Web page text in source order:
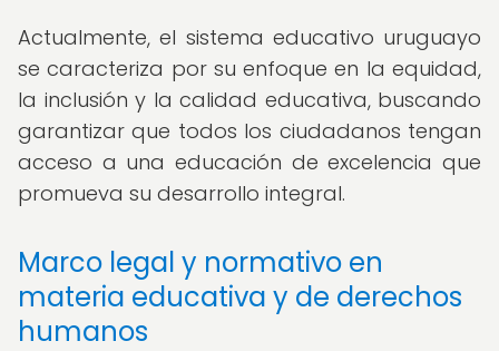
Actualmente, el sistema educativo uruguayo
se caracteriza por su enfoque en la equidad,
la inclusión y la calidad educativa, buscando
garantizar que todos los ciudadanos tengan
acceso a una educación de excelencia que
promueva su desarrollo integral.
Marco legal y normativo en
materia educativa y de derechos
humanos